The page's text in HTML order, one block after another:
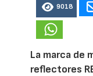
9018
La marca de
reflectores